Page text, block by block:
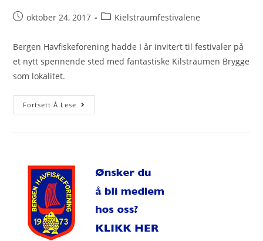
Postoktober 24, 2017
PostKielstraumfestivalene
Bergen Havfiskeforening hadde I år invitert til festivaler på
et nytt spennende sted med fantastiske Kilstraumen Brygge
som lokalitet.
Fortsett Å Lese
2017